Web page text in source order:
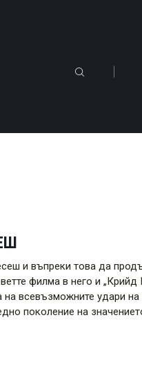
и въпреки това да
филма в него и „Крийд
всевъзможните удари на
поколение на